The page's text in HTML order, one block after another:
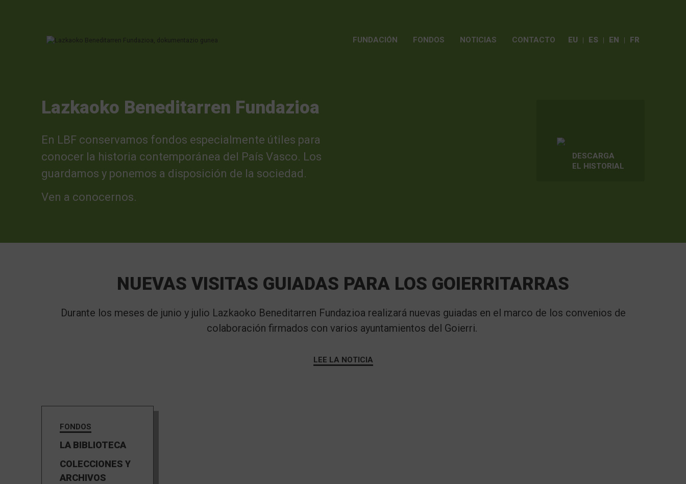
EU ES EN FR
FUNDACIÓN FONDOS NOTICIAS CONTACTO
Lazkaoko Beneditarren Fundazioa
En LBF conservamos fondos especialmente útiles para
conocer la historia contemporánea del País Vasco. Los
guardamos y ponemos a disposición de la sociedad.
Ven a conocernos.
DESCARGA
EL HISTORIAL
NUEVAS VISITAS GUIADAS PARA LOS GOIERRITARRAS
Durante los meses de junio y julio Lazkaoko Beneditarren Fundazioa realizará nuevas guiadas en el marco de los convenios de
colaboración firmados con varios ayuntamientos del Goierri.
LEE LA NOTICIA
FONDOS
LA BIBLIOTECA
COLECCIONES Y
ARCHIVOS